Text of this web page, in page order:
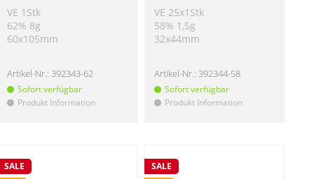
VE 1Stk
62% 8g
60x105mm
Artikel-Nr.:392343-62
Sofort verfügbar
! Produkt Information
VE 25x1Stk
58% 1,5g
32x44mm
Artikel-Nr.:392344-58
Sofort verfügbar
! Produkt Information
SALE SALE